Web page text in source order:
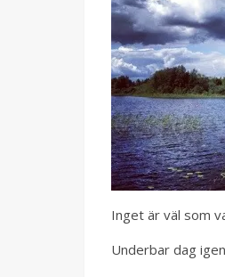
Inget är väl som
Underbar dag